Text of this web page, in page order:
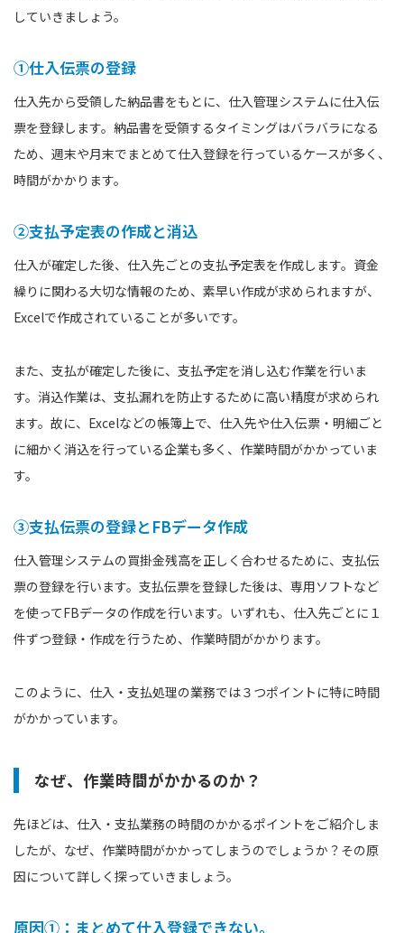
していきましょう。
①仕入伝票の登録
仕入先から受領した納品書をもとに、仕入管理システムに仕入伝
票を登録します。納品書を受領するタイミングはバラバラになる
ため、週末や月末でまとめて仕入登録を行っているケースが多く、
時間がかかります。
②支払予定表の作成と消込
仕入が確定した後、仕入先ごとの支払予定表を作成します。資金
繰りに関わる大切な情報のため、素早い作成が求められますが、
Excelで作成されていることが多いです。
また、支払が確定した後に、支払予定を消し込む作業を行いま
す。消込作業は、支払漏れを防止するために高い精度が求められ
ます。故に、Excelなどの帳簿上で、仕入先や仕入伝票・明細ごと
に細かく消込を行っている企業も多く、作業時間がかかっていま
す。
③支払伝票の登録とFBデータ作成
仕入管理システムの買掛金残高を正しく合わせるために、支払伝
票の登録を行います。支払伝票を登録した後は、専用ソフトなど
を使ってFBデータの作成を行います。いずれも、仕入先ごとに１
件ずつ登録・作成を行うため、作業時間がかかります。
このように、仕入・支払処理の業務では３つポイントに特に時間
がかかっています。
なぜ、作業時間がかかるのか？
先ほどは、仕入・支払業務の時間のかかるポイントをご紹介しま
したが、なぜ、作業時間がかかってしまうのでしょうか？その原
因について詳しく探っていきましょう。
原因①：まとめて仕入登録できない。